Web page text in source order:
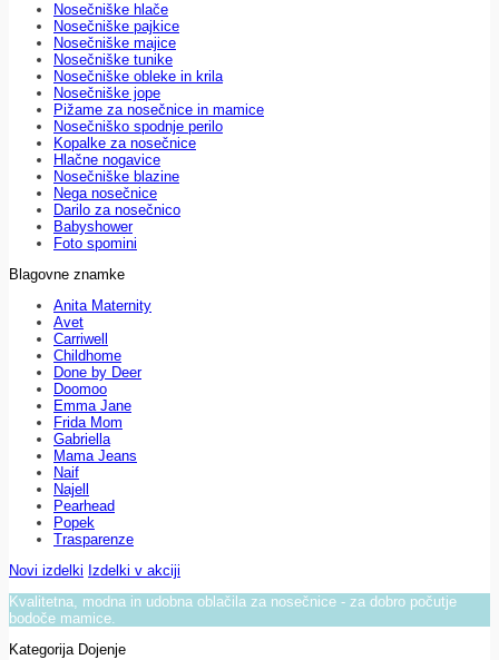
Nosečniške hlače
Nosečniške pajkice
Nosečniške majice
Nosečniške tunike
Nosečniške obleke in krila
Nosečniške jope
Pižame za nosečnice in mamice
Nosečniško spodnje perilo
Kopalke za nosečnice
Hlačne nogavice
Nosečniške blazine
Nega nosečnice
Darilo za nosečnico
Babyshower
Foto spomini
Blagovne znamke
Anita Maternity
Avet
Carriwell
Childhome
Done by Deer
Doomoo
Emma Jane
Frida Mom
Gabriella
Mama Jeans
Naif
Najell
Pearhead
Popek
Trasparenze
Novi izdelki Izdelki v akciji
Kvalitetna, modna in udobna oblačila za nosečnice - za dobro počutje
bodoče mamice.
Kategorija Dojenje